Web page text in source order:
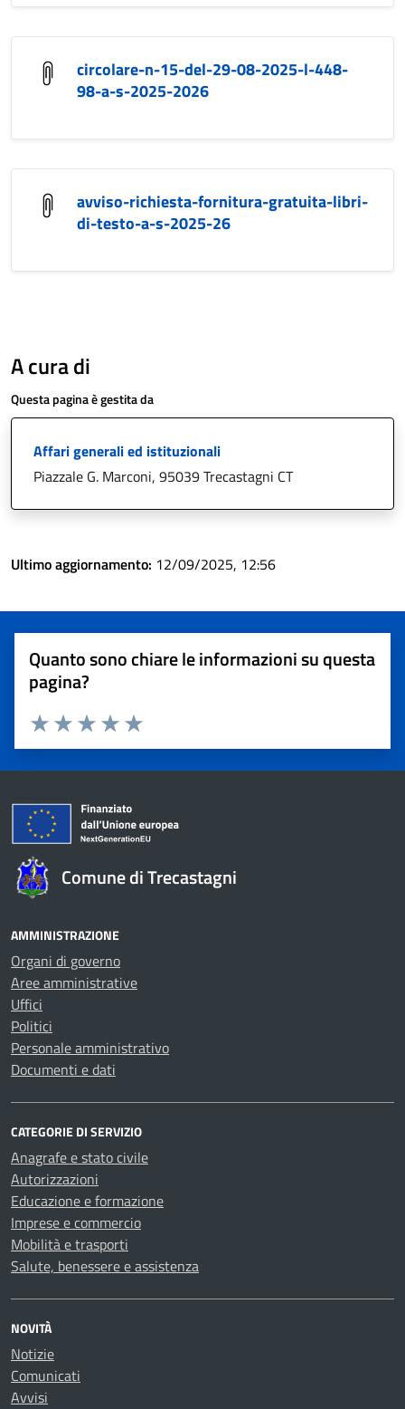
circolare-n-15-del-29-08-2025-l-448-
98-a-s-2025-2026
avviso-richiesta-fornitura-gratuita-libri-
di-testo-a-s-2025-26
A cura di
Questa pagina è gestita da
Affari generali ed istituzionali
Piazzale G. Marconi, 95039 Trecastagni CT
Ultimo aggiornamento: 12/09/2025, 12:56
Quanto sono chiare le informazioni su questa
pagina?
Valuta 5 stelle su 5
Valuta 4 stelle su 5
Valuta 3 stelle su 5
Valuta 2 stelle su 5
Valuta 1 stelle su 5
Comune di Trecastagni
AMMINISTRAZIONE
Organi di governo
Aree amministrative
Uffici
Politici
Personale amministrativo
Documenti e dati
CATEGORIE DI SERVIZIO
Anagrafe e stato civile
Autorizzazioni
Educazione e formazione
Imprese e commercio
Mobilità e trasporti
Salute, benessere e assistenza
NOVITÀ
Notizie
Comunicati
Avvisi